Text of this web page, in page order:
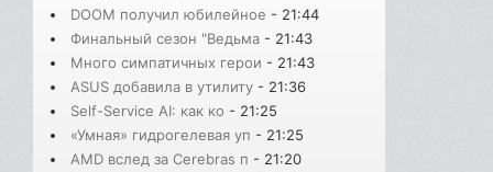
DOOM получил юбилейное - 21:44
Финальный сезон "Ведьма - 21:43
Много симпатичных герои - 21:43
ASUS добавила в утилиту - 21:36
Self-Service AI: как ко - 21:25
«Умная» гидрогелевая уп - 21:25
AMD вслед за Cerebras п - 21:20